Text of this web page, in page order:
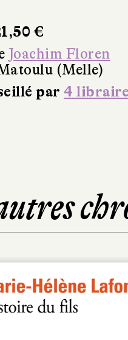
€
Joachim Floren
(Melle)
par 4